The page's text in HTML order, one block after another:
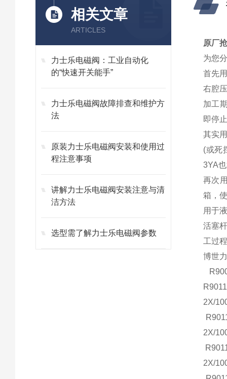
相关文章
ARTICLES
力士乐电磁阀：工业自动化
的“快速开关能手”
力士乐电磁阀故障排查和维护方
法
原装力士乐电磁阀安装和使用过
程注意事项
讲解力士乐电磁阀安装注意与清
洁方法
选型需了解力士乐电磁阀参数
原厂
为您
首先
右腔
加工
即停
其实
(或死
3YA
再次
箱，
用于
活塞
工过
博世
2X/
2X/
2X/